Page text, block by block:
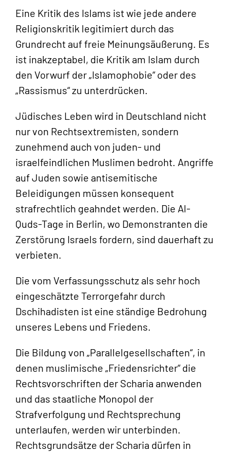
Eine Kritik des Islams ist wie jede andere
Religionskritik legitimiert durch das
Grundrecht auf freie Meinungsäußerung. Es
ist inakzeptabel, die Kritik am Islam durch
den Vorwurf der „Islamophobie“ oder des
„Rassismus“ zu unterdrücken.
Jüdisches Leben wird in Deutschland nicht
nur von Rechtsextremisten, sondern
zunehmend auch von juden- und
israelfeindlichen Muslimen bedroht. Angriffe
auf Juden sowie antisemitische
Beleidigungen müssen konsequent
strafrechtlich geahndet werden. Die Al-
Quds-Tage in Berlin, wo Demonstranten die
Zerstörung Israels fordern, sind dauerhaft zu
verbieten.
Die vom Verfassungsschutz als sehr hoch
eingeschätzte Terrorgefahr durch
Dschihadisten ist eine ständige Bedrohung
unseres Lebens und Friedens.
Die Bildung von „Parallelgesellschaften“, in
denen muslimische „Friedensrichter“ die
Rechtsvorschriften der Scharia anwenden
und das staatliche Monopol der
Strafverfolgung und Rechtsprechung
unterlaufen, werden wir unterbinden.
Rechtsgrundsätze der Scharia dürfen in